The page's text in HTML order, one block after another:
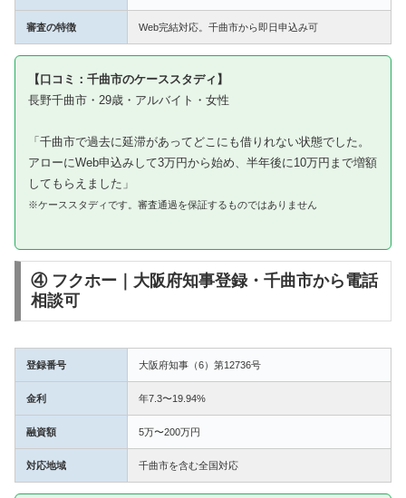
審査の特徴 Web完結対応。千曲市から即日申込み可
【口コミ：千曲市のケーススタディ】
長野千曲市・29歳・アルバイト・女性
「千曲市で過去に延滞があってどこにも借りれない状態でした。
アローにWeb申込みして3万円から始め、半年後に10万円まで増額
してもらえました」
※ケーススタディです。審査通過を保証するものではありません
④ フクホー｜大阪府知事登録・千曲市から電話
相談可
登録番号 大阪府知事（6）第12736号
金利 年7.3〜19.94%
融資額 5万〜200万円
対応地域 千曲市を含む全国対応